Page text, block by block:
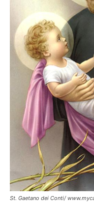
St. Gaetano dei Conti/